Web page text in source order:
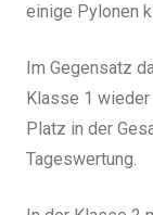
einige Pylonen
Im Gegensatz
Klasse 1
Platz in der
Tageswertung.